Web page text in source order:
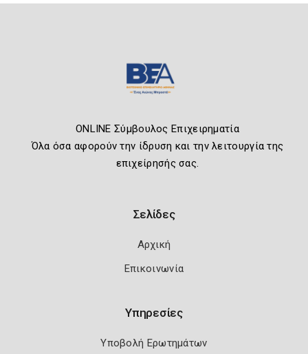
ONLINE Σύμβουλος Επιχειρηματία
Όλα όσα αφορούν την ίδρυση και την λειτουργία της
επιχείρησής σας.
Σελίδες
Αρχική
Επικοινωνία
Υπηρεσίες
Υποβολή Ερωτημάτων